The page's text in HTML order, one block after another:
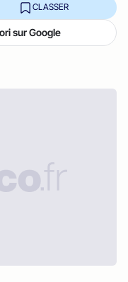
CLASSER
sur Google